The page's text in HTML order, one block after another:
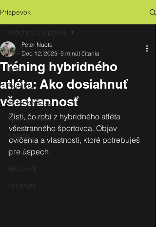
Príspevok
Všechny příspěvky
Beh
Recepty
Bežecké trasy
Spartan Race
Fitness
Strava
Ako cvičiť
Recenzia
Všechny příspěvky
Tréning hybridného
atléta: Ako dosiahnuť
všestrannosť
Peter Nuota
Dec 12, 2023 5 minút čítania
Zisti, čo robí z hybridného atléta
všestranného športovca. Objav
cvičenia a vlastnosti, ktoré potrebuješ
pre úspech.